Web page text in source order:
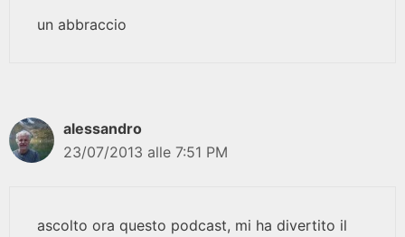
un abbraccio
alessandro
23/07/2013 alle 7:51 PM
ascolto ora questo podcast, mi ha divertito il